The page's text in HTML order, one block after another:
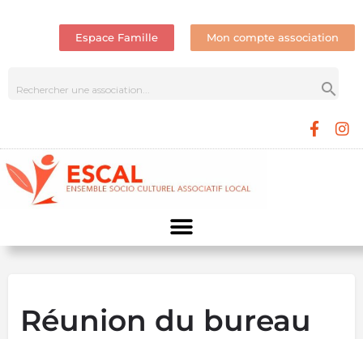
Espace Famille Mon compte association
Réunion du bureau